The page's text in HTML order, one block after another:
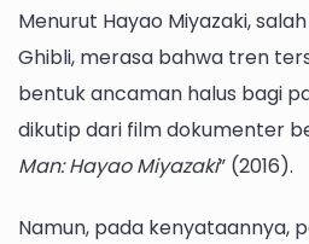
Menurut Hayao Miyazaki,
Ghibli, merasa bahwa tren
bentuk ancaman halus bagi
dikutip dari film dokumenter
Man: Hayao Miyazaki” (2016).
Namun, pada kenyataannya,